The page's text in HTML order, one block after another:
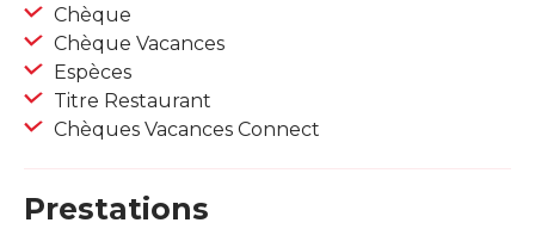
Chèque
Chèque Vacances
Espèces
Titre Restaurant
Chèques Vacances Connect
Prestations